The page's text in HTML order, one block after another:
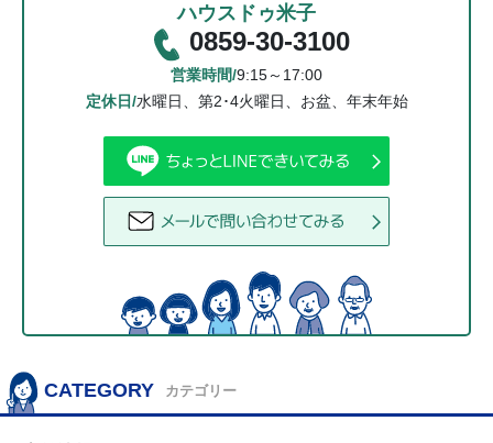
ハウスドゥ米子
0859-30-3100
営業時間/9:15～17:00
定休日/水曜日、第2･4火曜日、お盆、年末年始
CATEGORY カテゴリー